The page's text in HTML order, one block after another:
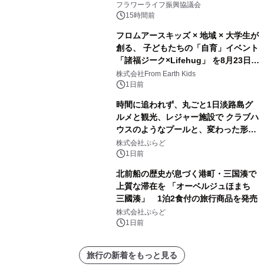
フラワーライフ振興協議会
15時間前
フロムアースキッズ × 地域 × 大学生が
創る、 子どもたちの「自育」イベント
「諸福ジーク×Lifehug」 を8月23日
(日)開催
株式会社From Earth Kids
1日前
時間に追われず、丸ごと1日淡路島グ
ルメと観光、レジャー施設で クラブハ
ウスのようなプールと、変わった形の
サウナも 「THE BOXY AWAJI」のお
得な素泊まり連泊プランで
株式会社ぷらど
1日前
北前船の歴史が息づく港町・三国湊で
上質な滞在を 「オーベルジュほまち
三國湊」 1泊2食付の旅行商品を発売
株式会社ぷらど
1日前
旅行の新着をもっと見る